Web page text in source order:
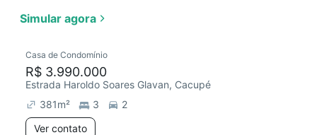
Simular agora
Casa de Condomínio
R$ 3.990.000
Estrada Haroldo Soares Glavan, Cacupé
381m² 3
2
Ver contato